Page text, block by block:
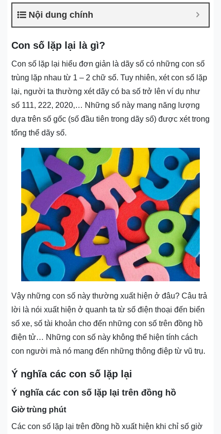
Nội dung chính
Con số lặp lại là gì?
Con số lặp lại hiểu đơn giản là dãy số có những con số
trùng lặp nhau từ 1 – 2 chữ số. Tuy nhiên, xét con số lặp
lại, người ta thường xét dãy có ba số trở lên ví dụ như
số 111, 222, 2020,… Những số này mang năng lượng
dựa trên số gốc (số đầu tiên trong dãy số) được xét trong
tổng thể dãy số.
Vậy những con số này thường xuất hiện ở đâu? Câu trả
lời là nói xuất hiện ở quanh ta từ số điện thoại đến biển
số xe, số tài khoản cho đến những con số trên đồng hồ
điện tử… Những con số này không thể hiện tính cách
con người mà nó mang đến những thông điệp từ vũ trụ.
Ý nghĩa các con số lặp lại
Ý nghĩa các con số lặp lại trên đồng hồ
Giờ trùng phút
Các con số lặp lại trên đồng hồ xuất hiện khi chỉ số giờ